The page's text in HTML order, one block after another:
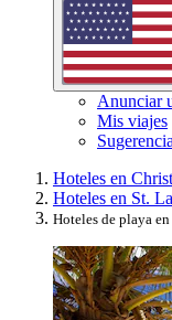
Anunciar
Mis viajes
Hoteles en
Hoteles en St.
Hoteles de playa